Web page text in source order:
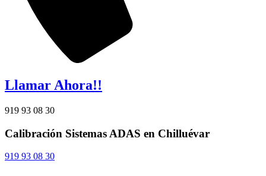
Llamar Ahora!!
919 93 08 30
Calibración Sistemas ADAS en Chilluévar
919 93 08 30